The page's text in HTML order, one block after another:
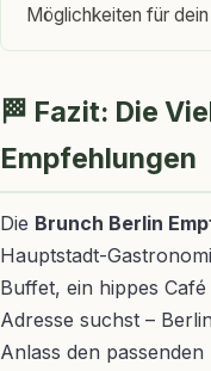
Möglichkeiten für
🏁 Fazit: Die
Empfehlungen
Die Brunch Berlin
Hauptstadt-
Buffet, ein hippes
Adresse suchst –
Anlass den